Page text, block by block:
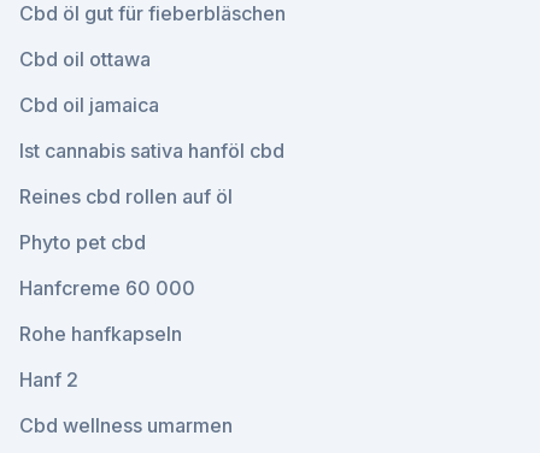
Cbd öl gut für fieberbläschen
Cbd oil ottawa
Cbd oil jamaica
Ist cannabis sativa hanföl cbd
Reines cbd rollen auf öl
Phyto pet cbd
Hanfcreme 60 000
Rohe hanfkapseln
Hanf 2
Cbd wellness umarmen